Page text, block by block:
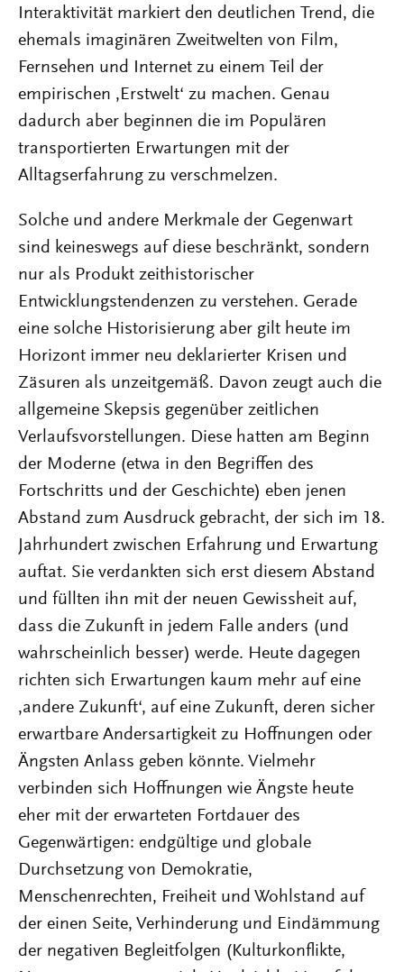
Interaktivität markiert den deutlichen Trend, die
ehemals imaginären Zweitwelten von Film,
Fernsehen und Internet zu einem Teil der
empirischen ,Erstwelt‘ zu machen. Genau
dadurch aber beginnen die im Populären
transportierten Erwartungen mit der
Alltagserfahrung zu verschmelzen.
Solche und andere Merkmale der Gegenwart
sind keineswegs auf diese beschränkt, sondern
nur als Produkt zeithistorischer
Entwicklungstendenzen zu verstehen. Gerade
eine solche Historisierung aber gilt heute im
Horizont immer neu deklarierter Krisen und
Zäsuren als unzeitgemäß. Davon zeugt auch die
allgemeine Skepsis gegenüber zeitlichen
Verlaufsvorstellungen. Diese hatten am Beginn
der Moderne (etwa in den Begriffen des
Fortschritts und der Geschichte) eben jenen
Abstand zum Ausdruck gebracht, der sich im 18.
Jahrhundert zwischen Erfahrung und Erwartung
auftat. Sie verdankten sich erst diesem Abstand
und füllten ihn mit der neuen Gewissheit auf,
dass die Zukunft in jedem Falle anders (und
wahrscheinlich besser) werde. Heute dagegen
richten sich Erwartungen kaum mehr auf eine
,andere Zukunft‘, auf eine Zukunft, deren sicher
erwartbare Andersartigkeit zu Hoffnungen oder
Ängsten Anlass geben könnte. Vielmehr
verbinden sich Hoffnungen wie Ängste heute
eher mit der erwarteten Fortdauer des
Gegenwärtigen: endgültige und globale
Durchsetzung von Demokratie,
Menschenrechten, Freiheit und Wohlstand auf
der einen Seite, Verhinderung und Eindämmung
der negativen Begleitfolgen (Kulturkonflikte,